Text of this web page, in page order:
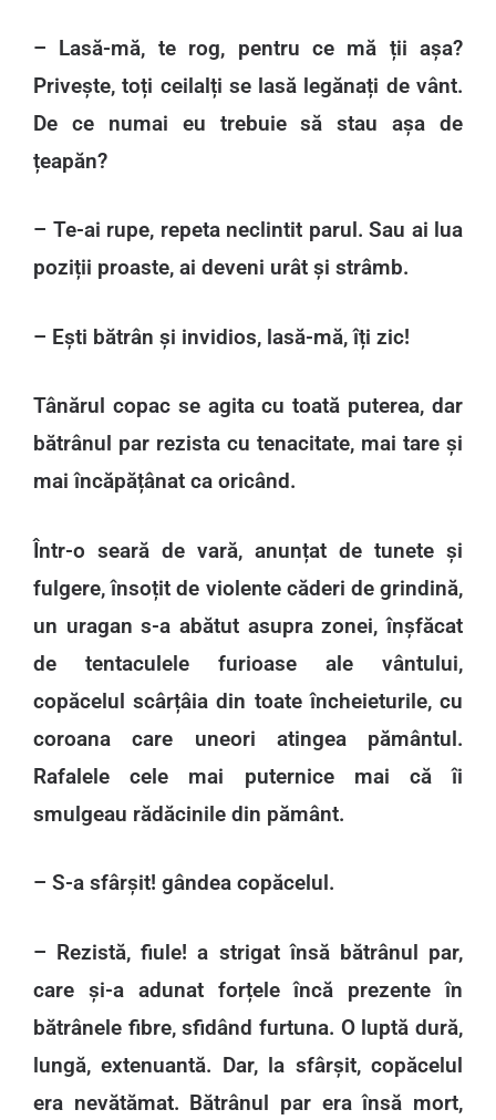
– Lasă-mă, te rog, pentru ce mă ții așa?
Privește, toți ceilalți se lasă legănați de vânt.
De ce numai eu trebuie să stau așa de
țeapăn?
– Te-ai rupe, repeta neclintit parul. Sau ai lua
poziții proaste, ai deveni urât și strâmb.
– Ești bătrân și invidios, lasă-mă, îți zic!
Tânărul copac se agita cu toată puterea, dar
bătrânul par rezista cu tenacitate, mai tare și
mai încăpățânat ca oricând.
Într-o seară de vară, anunțat de tunete și
fulgere, însoțit de violente căderi de grindină,
un uragan s-a abătut asupra zonei, înșfăcat
de tentaculele furioase ale vântului,
copăcelul scârțâia din toate încheieturile, cu
coroana care uneori atingea pământul.
Rafalele cele mai puternice mai că îi
smulgeau rădăcinile din pământ.
– S-a sfârșit! gândea copăcelul.
– Rezistă, fiule! a strigat însă bătrânul par,
care și-a adunat forțele încă prezente în
bătrânele fibre, sfidând furtuna. O luptă dură,
lungă, extenuantă. Dar, la sfârșit, copăcelul
era nevătămat. Bătrânul par era însă mort,